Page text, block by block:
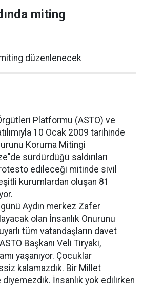
miting
miting düzenlenecek
Platformu (ASTO) ve
10 Ocak 2009 tarihinde
Koruma Mitingi
sürdürdüğü saldırıları
edileceği mitinde sivil
kurumlardan oluşan 81
Aydın merkez Zafer
olan İnsanlık Onurunu
tüm vatandaşların davet
Başkanı Veli Tiryaki,
yaşanıyor. Çocuklar
kalamazdık. Bir Millet
İnsanlık yok edilirken